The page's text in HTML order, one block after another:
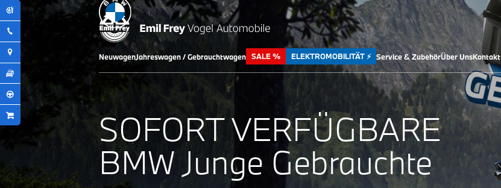
NeuwagenJahreswagen / Gebrauchtwagen SALE % ELEKTROMOBILITÄT ⚡ Service & ZubehörÜber UnsKontakt
SOFORT VERFÜGBARE
BMW Junge Gebrauchte